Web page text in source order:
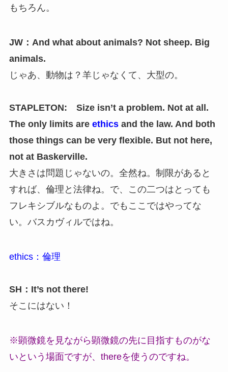
もちろん。
JW：And what about animals? Not sheep. Big
animals.
じゃあ、動物は？羊じゃなくて、大型の。
STAPLETON: Size isn’t a problem. Not at all.
The only limits are ethicsand the law. And both
those things can be very flexible. But not here,
not at Baskerville.
大きさは問題じゃないの。全然ね。制限があると
すれば、倫理と法律ね。で、この二つはとっても
フレキシブルなものよ。でもここではやってな
い。バスカヴィルではね。
ethics：倫理
SH：It’s not there!
そこにはない！
※顕微鏡を見ながら顕微鏡の先に目指すものがな
いという場面ですが、thereを使うのですね。